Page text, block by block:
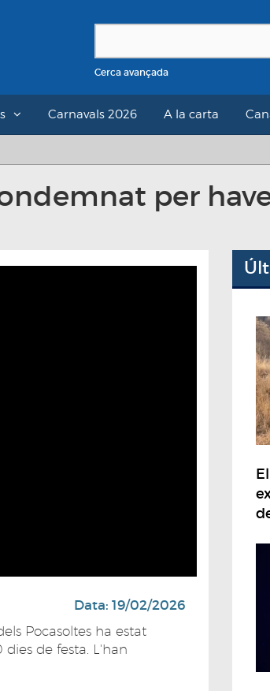
Cerca avançada
Carnavals 2026 A la carta
per
Data: 19/02/2026
Pocasoltes ha estat
de festa. L'han